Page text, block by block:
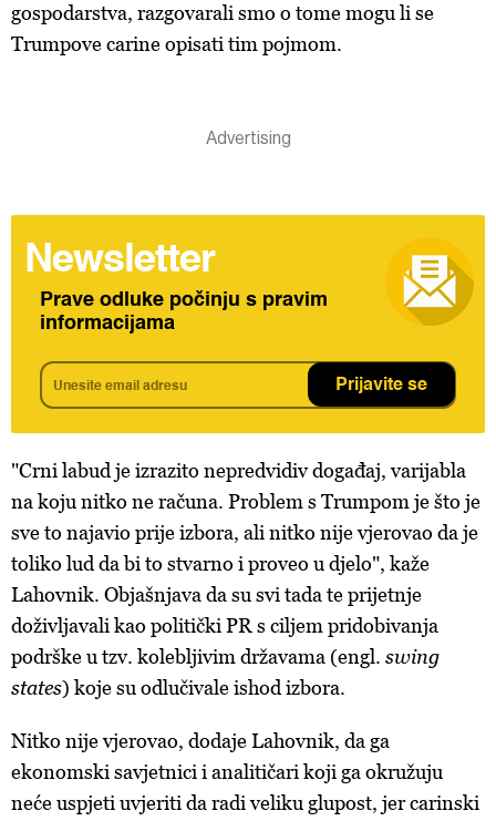
gospodarstva, razgovarali smo o tome mogu li se
Trumpove carine opisati tim pojmom.
Newsletter
Prave odluke počinju s pravim
informacijama
Prijavite se
"Crni labud je izrazito nepredvidiv događaj, varijabla
na koju nitko ne računa. Problem s Trumpom je što je
sve to najavio prije izbora, ali nitko nije vjerovao da je
toliko lud da bi to stvarno i proveo u djelo", kaže
Lahovnik. Objašnjava da su svi tada te prijetnje
doživljavali kao politički PR s ciljem pridobivanja
podrške u tzv. kolebljivim državama (engl. swing
states) koje su odlučivale ishod izbora.
Nitko nije vjerovao, dodaje Lahovnik, da ga
ekonomski savjetnici i analitičari koji ga okružuju
neće uspjeti uvjeriti da radi veliku glupost, jer carinski